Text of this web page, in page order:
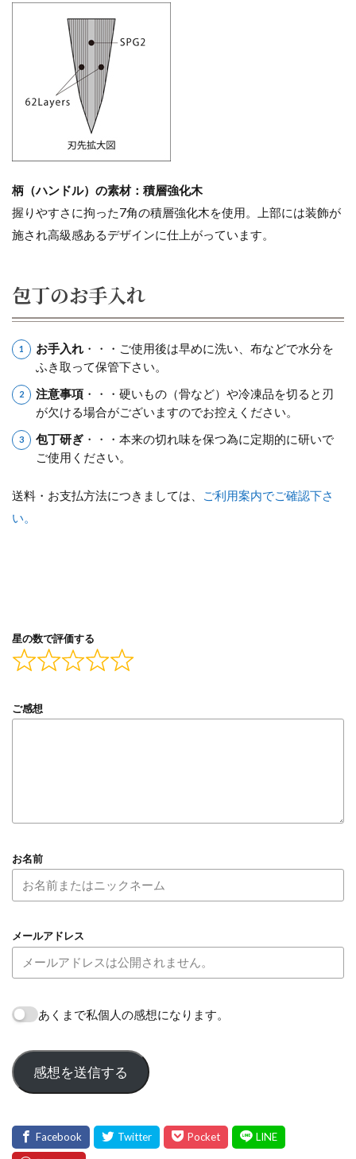
柄（ハンドル）の素材：積層強化木
握りやすさに拘った7角の積層強化木を使用。上部には装飾が
施され高級感あるデザインに仕上がっています。
包丁のお手入れ
お手入れ・・・ご使用後は早めに洗い、布などで水分を
ふき取って保管下さい。
注意事項・・・硬いもの（骨など）や冷凍品を切ると刃
が欠ける場合がございますのでお控えください。
包丁研ぎ・・・本来の切れ味を保つ為に定期的に研いで
ご使用ください。
送料・お支払方法につきましては、
ご利用案内でご確認下さ
い。
星の数で評価する
ご感想
お名前
メールアドレス
あくまで私個人の感想になります。
感想を送信する